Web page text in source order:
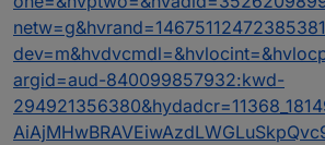
argid=aud-840099857932:kwd-